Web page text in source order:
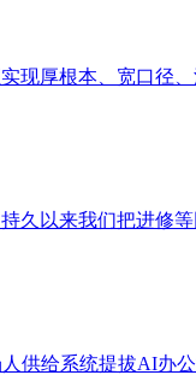
现厚根本、宽口径
久以来我们把进修
供给系统提拔AI办